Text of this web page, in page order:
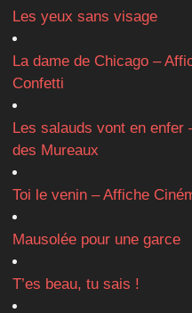
Les yeux sans visage
La dame de Chicago –
Confetti
Les salauds vont en enfer
des Mureaux
Toi le venin – Affiche
Mausolée pour une garce
T’es beau, tu sais !